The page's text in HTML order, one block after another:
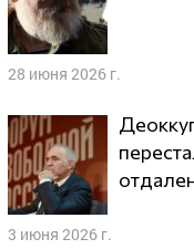
28 июня 2026 г.
Деоккупация Крыма
3 июня 2026 г.